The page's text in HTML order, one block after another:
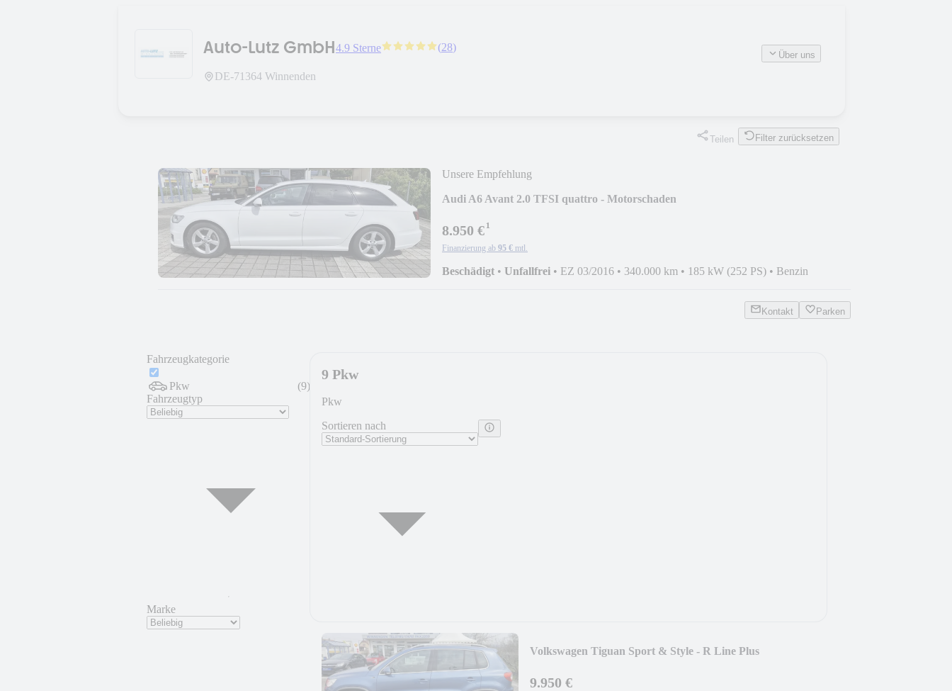
Auto-Lutz GmbH4.9 Sterne (28)
DE-71364 Winnenden
Über uns
Teilen Filter zurücksetzen
Unsere Empfehlung
Audi A6 Avant 2.0 TFSI quattro - Motorschaden
8.950 €¹
Finanzierung ab 95 € mtl.
Beschädigt • Unfallfrei • EZ 03/2016 • 340.000 km • 185 kW (252 PS) • Benzin
Kontakt Parken
Fahrzeugkategorie
Pkw (9)
Fahrzeugtyp
Marke
9 Pkw
Pkw
Sortieren nach
Volkswagen Tiguan Sport & Style - R Line Plus
9.950 €